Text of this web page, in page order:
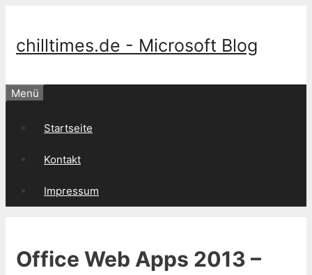
Inhalt
chilltimes.de - Microsoft Blog
Menü
Startseite
Kontakt
Impressum
Office Web Apps 2013 –